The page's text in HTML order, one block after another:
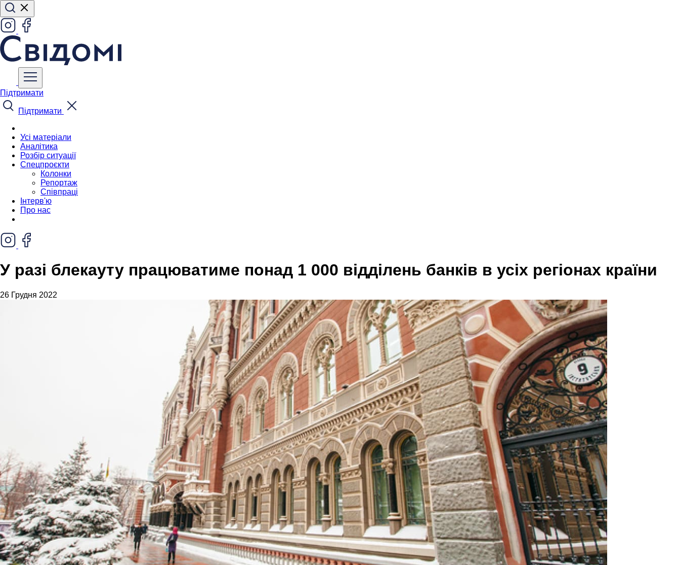
Підтримати
Підтримати
Усі матеріали
Аналітика
Розбір ситуації
Спецпроєкти
Колонки
Репортаж
Співпраці
Інтерв'ю
Про нас
У разі блекауту працюватиме понад 1 000 відділень банків в усіх регіонах країни
26 Грудня 2022